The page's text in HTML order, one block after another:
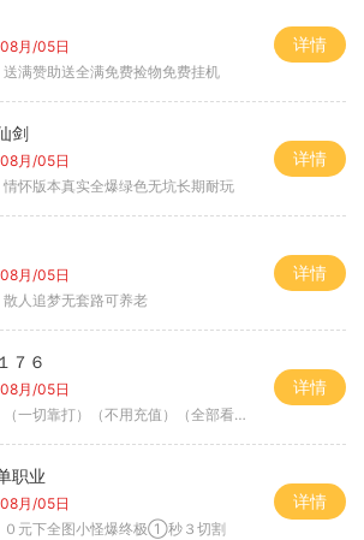
08月/05日
送满赞助送全满免费捡物免费挂机
详情
剑
08月/05日
情怀版本真实全爆绿色无坑长期耐玩
详情
08月/05日
散人追梦无套路可养老
详情
７６
08月/05日
（一切靠打）（不用充值）（全部看脸）
详情
职业
08月/05日
０元下全图小怪爆终极①秒３切割
详情